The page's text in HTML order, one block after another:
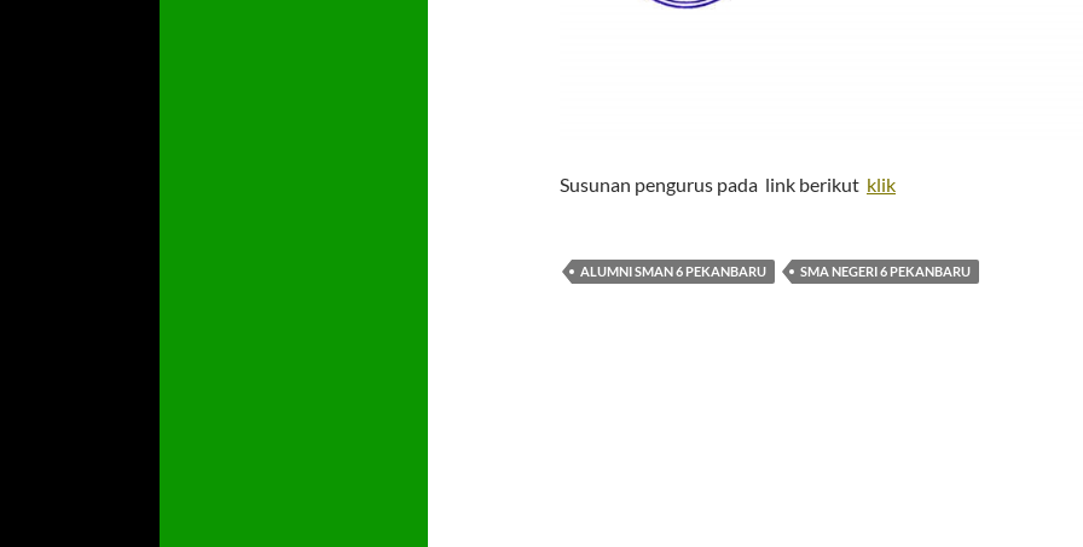
Susunan pengurus pada link berikut klik
ALUMNI SMAN 6 PEKANBARU SMA NEGERI 6 PEKANBARU